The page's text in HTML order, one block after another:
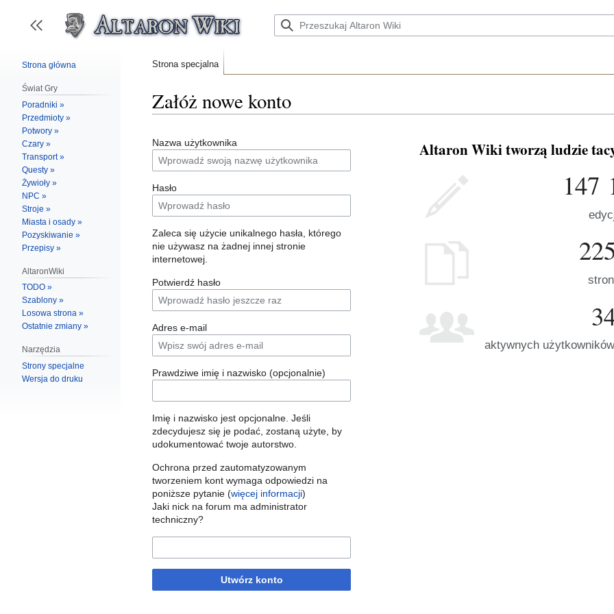
zawartości
Przełącz panel boczny
Strona specjalna
Strona główna
Świat Gry
Poradniki »
Przedmioty »
Potwory »
Czary »
Transport »
Questy »
Żywioły »
NPC »
Stroje »
Miasta i osady »
Pozyskiwanie »
Przepisy »
AltaronWiki
TODO »
Szablony »
Losowa strona »
Ostatnie zmiany »
Narzędzia
Strony specjalne
Wersja do druku
Załóż nowe konto
Nazwa użytkownika
Hasło
Zaleca się użycie unikalnego hasła, którego
nie używasz na żadnej innej stronie
internetowej.
Potwierdź hasło
Adres e‐mail
Prawdziwe imię i nazwisko (opcjonalnie)
Imię i nazwisko jest opcjonalne. Jeśli
zdecydujesz się je podać, zostaną użyte, by
udokumentować twoje autorstwo.
Ochrona przed zautomatyzowanym
tworzeniem kont wymaga odpowiedzi na
poniższe pytanie (więcej informacji)
Jaki nick na forum ma administrator
techniczny?
Utwórz konto
Altaron Wiki tworzą ludzie
147
aktywnych